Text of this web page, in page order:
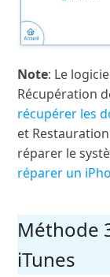
Note: Le
Récupération
récupérer les
et
réparer le
réparer un
Méthode
iTunes